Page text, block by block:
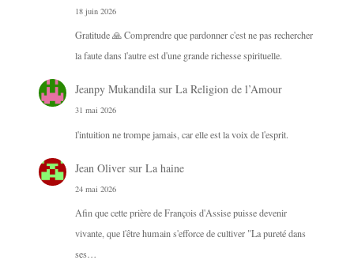
18 juin 2026
Gratitude 🙏 Comprendre que pardonner c'est ne pas rechercher
la faute dans l'autre est d'une grande richesse spirituelle.
Jeanpy Mukandilasur La Religion de l’Amour
31 mai 2026
l'intuition ne trompe jamais, car elle est la voix de l'esprit.
Jean Oliversur La haine
24 mai 2026
Afin que cette prière de François d'Assise puisse devenir
vivante, que l'être humain s'efforce de cultiver "La pureté dans
ses…